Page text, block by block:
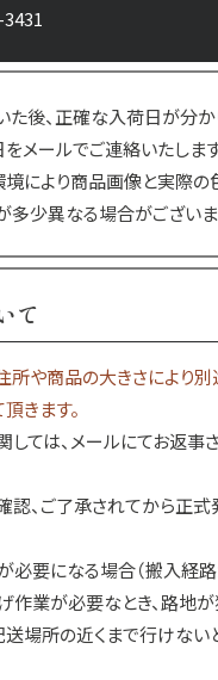
た後、正確な入荷日が分
メールでご連絡いたします
境により商品画像と実際の
多少異なる場合がございま
て
所や商品の大きさにより
きます。
しては、メールにてお返事
認、ご了承されてから正式
必要になる場合（搬入経
作業が必要なとき、路地が
送場所の近くまで行けない